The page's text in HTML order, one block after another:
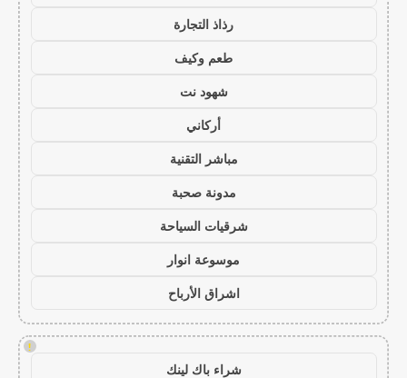
رذاذ التجارة
طعم وكيف
شهود نت
أركاني
مباشر التقنية
مدونة صحبة
شرقيات السياحة
موسوعة انوار
اشراق الأرباح
!
شراء باك لينك